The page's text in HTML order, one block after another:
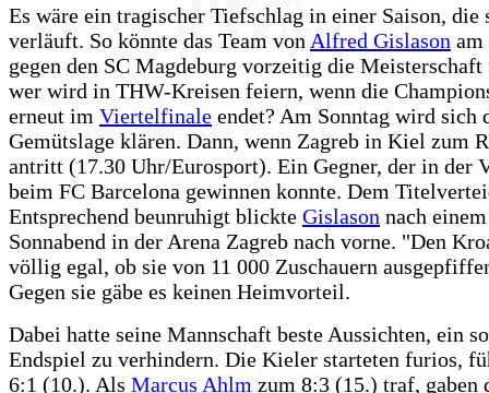
Es wäre ein tragischer Tiefschlag in einer Saison, die
verläuft. So könnte das Team von Alfred Gislason
gegen den SC Magdeburg vorzeitig die
wer wird in THW-Kreisen feiern, wenn die
erneut im Viertelfinale endet? Am Sonntag wird sich
Gemütslage klären. Dann, wenn Zagreb in Kiel zum
antritt (17.30 Uhr/Eurosport). Ein Gegner, der in der
beim FC Barcelona gewinnen konnte. Dem
Entsprechend beunruhigt blickte Gislason nach
Sonnabend in der Arena Zagreb nach vorne. "Den
völlig egal, ob sie von 11 000 Zuschauern
Gegen sie gäbe es keinen Heimvorteil.
Dabei hatte seine Mannschaft beste Aussichten, ein
Endspiel zu verhindern. Die Kieler starteten furios,
6:1 (10.). Als Marcus Ahlm zum 8:3 (15.) traf, gaben